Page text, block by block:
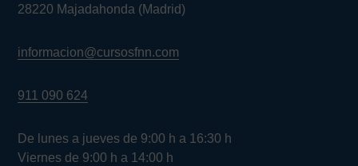
28220 Majadahonda (Madrid)
informacion@cursosfnn.com
911 090 624
De lunes a jueves de 9:00 h a 16:30 h
Viernes de 9:00 h a 14:00 h